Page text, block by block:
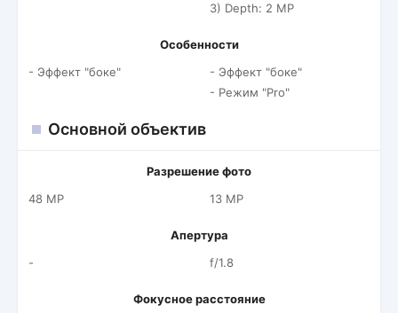
3) Depth: 2 MP
Особенности
- Эффект "боке"
- Эффект "боке"
- Режим "Pro"
Основной объектив
Разрешение фото
48 MP
13 MP
Апертура
-
f/1.8
Фокусное расстояние